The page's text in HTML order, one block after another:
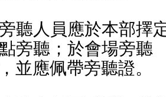
聽人員應於本部擇
旁聽；於會場旁聽